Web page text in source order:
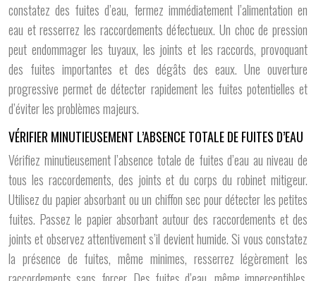
constatez des fuites d’eau, fermez immédiatement l’alimentation en
eau et resserrez les raccordements défectueux. Un choc de pression
peut endommager les tuyaux, les joints et les raccords, provoquant
des fuites importantes et des dégâts des eaux. Une ouverture
progressive permet de détecter rapidement les fuites potentielles et
d’éviter les problèmes majeurs.
VÉRIFIER MINUTIEUSEMENT L’ABSENCE TOTALE DE FUITES D’EAU
Vérifiez minutieusement l’absence totale de fuites d’eau au niveau de
tous les raccordements, des joints et du corps du robinet mitigeur.
Utilisez du papier absorbant ou un chiffon sec pour détecter les petites
fuites. Passez le papier absorbant autour des raccordements et des
joints et observez attentivement s’il devient humide. Si vous constatez
la présence de fuites, même minimes, resserrez légèrement les